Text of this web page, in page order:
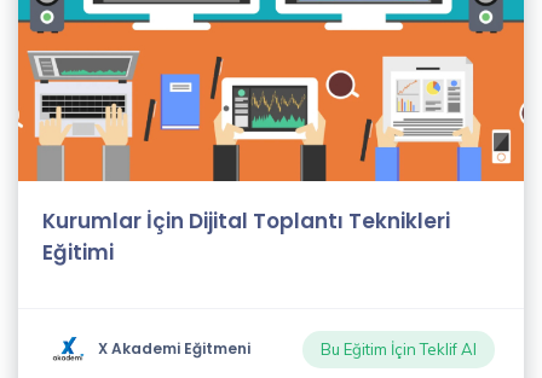
Free
(15)
Paid
Filter Result
Kurumlar İçin Dijital Toplantı Teknikleri
Eğitimi
X Akademi Eğitmeni Bu Eğitim İçin Teklif Al